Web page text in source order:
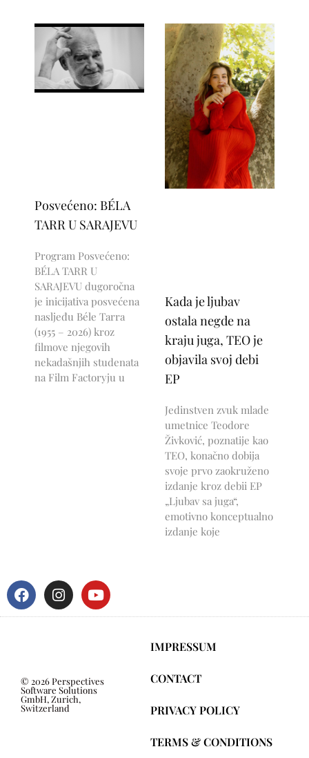
Posvećeno: BÉLA
TARR U SARAJEVU
Program Posvećeno:
BÉLA TARR U
SARAJEVU dugoročna
je inicijativa posvećena
nasljeđu Béle Tarra
(1955 – 2026) kroz
filmove njegovih
nekadašnjih studenata
na Film Factoryju u
Kada je ljubav
ostala negde na
kraju juga, TEO je
objavila svoj debi
EP
Jedinstven zvuk mlade
umetnice Teodore
Živković, poznatije kao
TEO, konačno dobija
svoje prvo zaokruženo
izdanje kroz debii EP
„Ljubav sa juga“,
emotivno konceptualno
izdanje koje
© 2026 Perspectives
Software Solutions
GmbH, Zurich,
Switzerland
IMPRESSUM
CONTACT
PRIVACY POLICY
TERMS & CONDITIONS